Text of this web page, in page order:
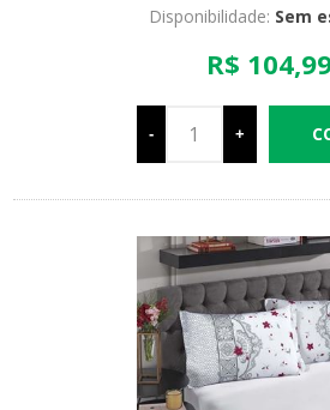
Disponibilidade: Sem
R$
- +